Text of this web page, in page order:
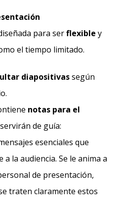
para serflexible y
el tiempo limitado.
diapositivassegún
notas para el
de guía:
esenciales que
a la audiencia. Se le anima a
de presentación,
traten claramente estos